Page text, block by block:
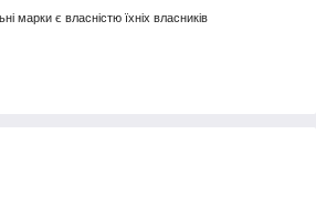
марки є власністю їхніх власників